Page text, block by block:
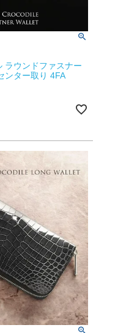
ラウンドファスナー
ンター取り 4FA